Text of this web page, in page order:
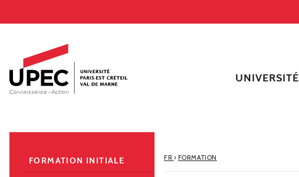
Accès directs
Recherche
Navigation secondaire
UNIVERSITÉ
FR › FORMATION
FORMATION INITIALE